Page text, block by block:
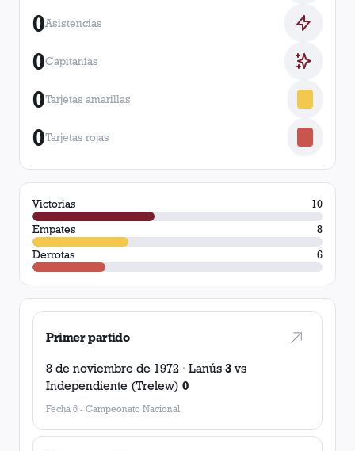
0Asistencias
0Capitanías
0Tarjetas amarillas
0Tarjetas rojas
Victorias
10
Empates
8
Derrotas
6
Primer partido
8 de noviembre de 1972 · Lanús 3vs
Independiente (Trelew) 0
Fecha 6 - Campeonato Nacional